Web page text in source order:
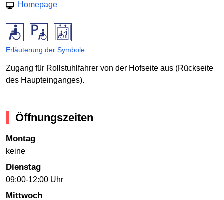
Homepage
Erläuterung der Symbole
Zugang für Rollstuhlfahrer von der Hofseite aus (Rückseite
des Haupteinganges).
Öffnungszeiten
Montag
keine
Dienstag
09:00-12:00 Uhr
Mittwoch